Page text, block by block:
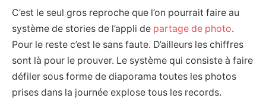
C’est le seul gros reproche que l’on pourrait faire au
système de stories de l’appli de partage de photo.
Pour le reste c’est le sans faute. D’ailleurs les chiffres
sont là pour le prouver. Le système qui consiste à faire
défiler sous forme de diaporama toutes les photos
prises dans la journée explose tous les records.